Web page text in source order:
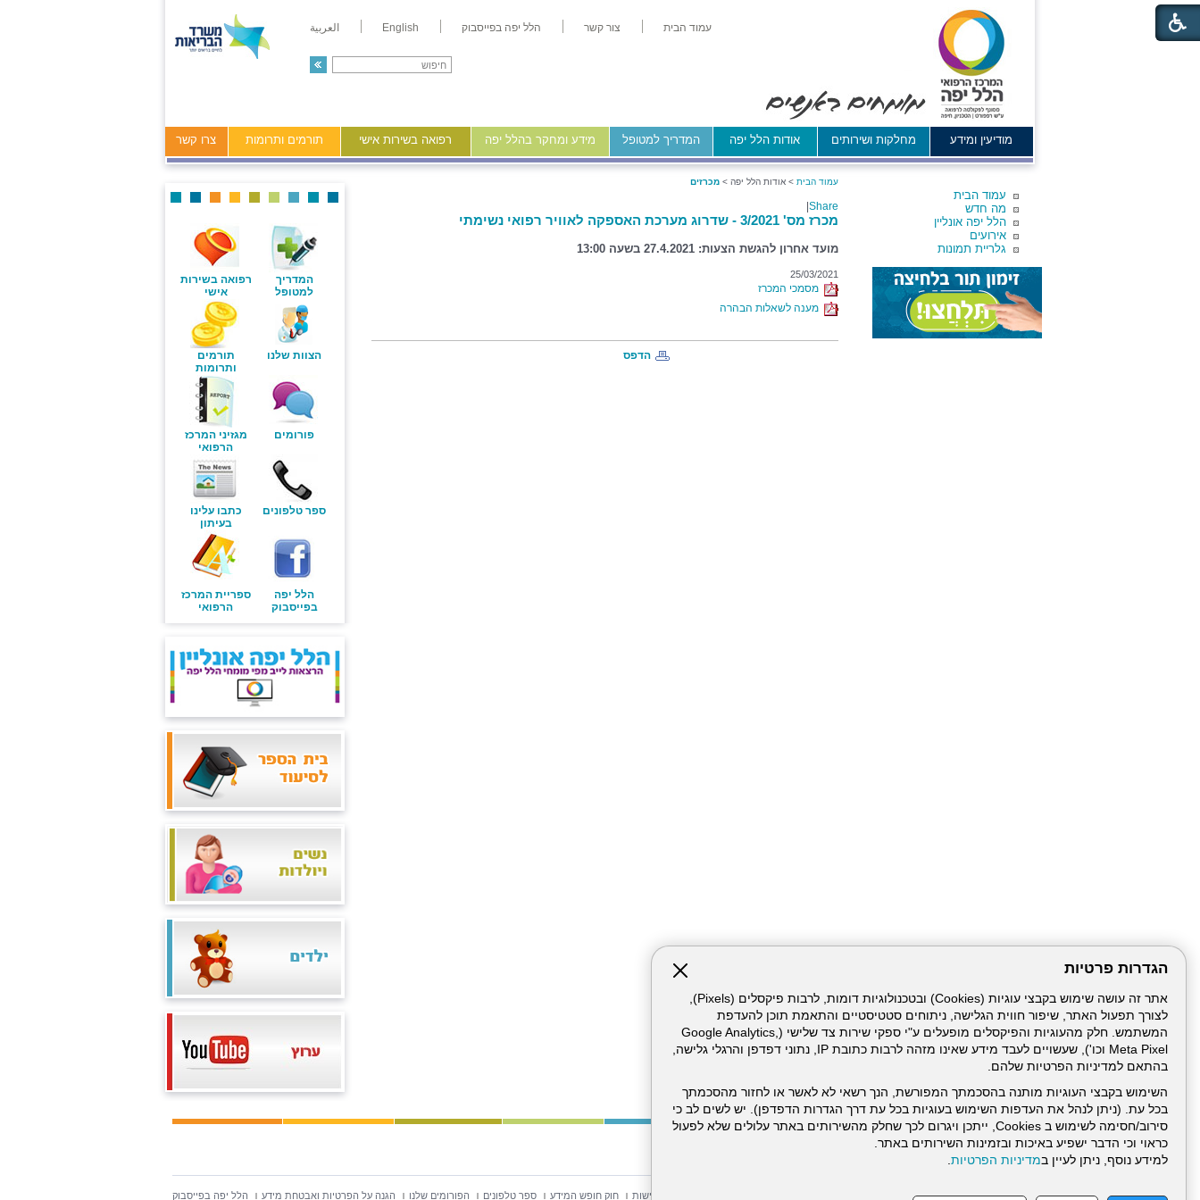
הגדרות פרטיות
אתר זה עושה שימוש בקבצי עוגיות (Cookies) ובטכנולוגיות דומות, לרבות פיקסלים (Pixels),
לצורך תפעול האתר, שיפור חווית הגלישה, ניתוחים סטטיסטיים והתאמת תוכן להעדפת
המשתמש. חלק מהעוגיות והפיקסלים מופעלים ע"י ספקי שירות צד שלישי (Google Analytics,
Meta Pixel וכו'), שעשויים לעבד מידע שאינו מזהה לרבות כתובת IP, נתוני דפדפן והרגלי גלישה,
בהתאם למדיניות הפרטיות שלהם.
השימוש בקבצי העוגיות מותנה בהסכמתך המפורשת, הנך רשאי לא לאשר או לחזור מהסכמתך
בכל עת. (ניתן לנהל את העדפות השימוש בעוגיות בכל עת דרך הגדרות הדפדפן). יש לשים לב כי
סירוב/חסימה לשימוש ב Cookies, ייתכן ויגרום לכך שחלק מהשירותים באתר עלולים שלא לפעול
כראוי וכי הדבר ישפיע באיכות ובזמינות השירותים באתר.
למידע נוסף, ניתן לעיין במדיניות הפרטיות.
עמוד הבית צור קשר הלל יפה בפייסבוק English العربية
מודיעין ומידע מחלקות ושירותים אודות הלל יפה המדריך למטופל מידע ומחקר בהלל יפה רפואה בשירות אישי תורמים ותרומות צרו קשר
עמוד הבית
מה חדש
הלל יפה אונליין
אירועים
גלריית תמונות
עמוד הבית > אודות הלל יפה > מכרזים
Share
מכרז מס' 3/2021 - שדרוג מערכת האספקה לאוויר רפואי נשימתי
מועד אחרון להגשת הצעות: 27.4.2021 בשעה 13:00
25/03/2021
מסמכי המכרז
מענה לשאלות הבהרה
הדפס
המדריך
למטופל
רפואה בשירות
אישי
הצוות שלנו
תורמים
ותרומות
פורומים
מגזיני המרכז
הרפואי
ספר טלפונים
כתבו עלינו
בעיתון
הלל יפה
בפייסבוק
ספריית המרכז
הרפואי
דרונט
הצהרת נגישות חוק חופש המידע ספר טלפונים הפורומים שלנו הגנה על הפרטיות ואבטחת מידע הלל יפה בפייסבוק